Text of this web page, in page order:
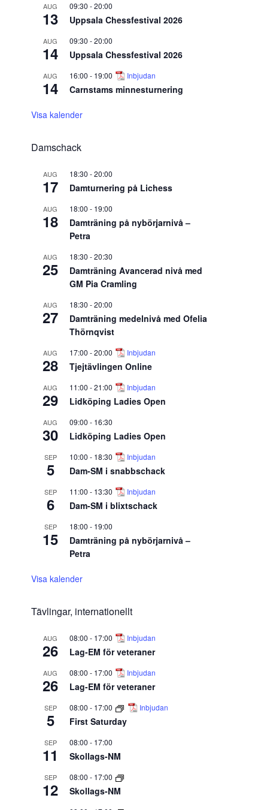
AUG
13
09:30 -20:00
Uppsala Chessfestival 2026
AUG
14
09:30 -20:00
Uppsala Chessfestival 2026
AUG
14
16:00 - 19:00 Inbjudan
Carnstams minnesturnering
Visa kalender
Damschack
AUG
17
18:30 -20:00
Damturnering på Lichess
AUG
18
18:00 - 19:00
Damträning på nybörjarnivå –
Petra
AUG
25
18:30 -20:30
Damträning Avancerad nivå med
GM Pia Cramling
AUG
27
18:30 -20:00
Damträning medelnivå med Ofelia
Thörnqvist
AUG
28
17:00 -20:00 Inbjudan
Tjejtävlingen Online
AUG
29
11:00 -21:00 Inbjudan
Lidköping Ladies Open
AUG
30
09:00 - 16:30
Lidköping Ladies Open
SEP
5
10:00 - 18:30 Inbjudan
Dam-SM i snabbschack
SEP
6
11:00 - 13:30 Inbjudan
Dam-SM i blixtschack
SEP
15
18:00 - 19:00
Damträning på nybörjarnivå –
Petra
Visa kalender
Tävlingar, internationellt
AUG
26
08:00 - 17:00 Inbjudan
Lag-EM för veteraner
AUG
26
08:00 - 17:00 Inbjudan
Lag-EM för veteraner
SEP
5
08:00 - 17:00 Inbjudan
First Saturday
SEP
11
08:00 - 17:00
Skollags-NM
SEP
12
08:00 - 17:00
Skollags-NM